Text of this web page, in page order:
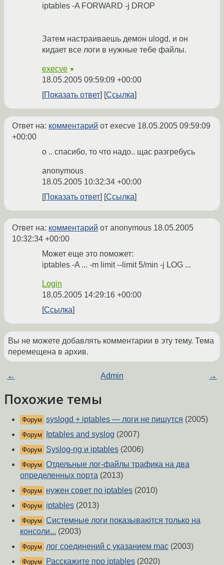
iptables -A FORWARD -j DROP
Затем настраиваешь демон ulogd, и он
кидает все логи в нужные тебе файлы.
execve ★
18.05.2005 09:59:09 +00:00
Показать ответ
Ссылка
Ответ на: комментарий от execve 18.05.2005 09:59:09
+00:00
о .. спасибо, то что надо.. щас разгребусь
anonymous
18.05.2005 10:32:34 +00:00
Показать ответ
Ссылка
Ответ на: комментарий от anonymous 18.05.2005
10:32:34 +00:00
Может еще это поможет:
iptables -A ... -m limit --limit 5/min -j LOG ...
Login
18.05.2005 14:29:16 +00:00
Ссылка
Вы не можете добавлять комментарии в эту тему. Тема
перемещена в архив.
← Admin →
Похожие темы
Форум syslogd + iptables — логи не пишутся (2005)
Форум Iptables and syslog (2007)
Форум Syslog-ng и iptables (2006)
Форум Отдельные лог-файлы трафика на два
определенных порта (2013)
Форум нужен совет по iptables (2010)
Форум iptables (2013)
Форум Системные логи показываются только на
консоли... (2003)
Форум лог соединений с указанием mac (2003)
Форум Расскажите про iptables (2020)